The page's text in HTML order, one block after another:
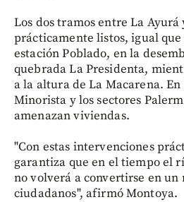
Los dos tramos entre La
prácticamente listos, igual
estación Poblado, en la
quebrada La Presidenta,
a la altura de La Macarena.
Minorista y los sectores
amenazan viviendas.
"Con estas intervenciones
garantiza que en el tiempo el
no volverá a convertirse en un
ciudadanos", afirmó Montoya.